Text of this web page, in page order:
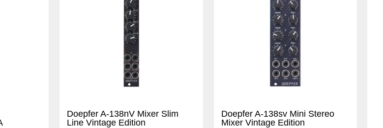
Doepfer A-138nV Mixer Slim
Line Vintage Edition
Doepfer A-138sv Mini Stereo
Mixer Vintage Edition